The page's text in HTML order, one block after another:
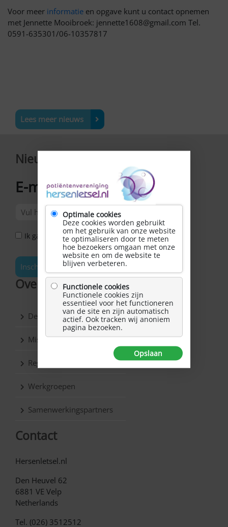
Voor meer informatie en opgave kunt u contact opnemen
met Jennette Mooibroek: jennette1608@gmail.com Tel.
0591-635301/06-10357817
Lees meer nieuws
Nieuwsbrief
E-mailadres*
Ik ga akkoord met het Privacy Statement *
Inschrijven
Over Hersenletsel.nl
De vereniging
Missie & Visie
Regio’s
Werkgroepen
Samenwerkingspartners
Contact
Hersenletsel.nl
Den Heuvel 62
6881 VE Velp
Netherlands
Tel. (026) 3512512
Optimale cookies
Deze cookies worden gebruikt
om het gebruik van onze website
te optimaliseren door te meten
hoe bezoekers omgaan met onze
website en om de website te
blijven verbeteren.
Functionele cookies
Functionele cookies zijn
essentieel voor het functioneren
van de site en zijn automatisch
actief. Ook tracken wij anoniem
pagina bezoeken.
Opslaan